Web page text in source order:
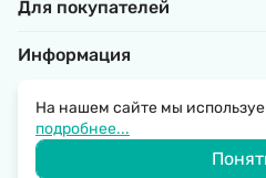
Для покупателей
Информация
© 2026 SantechRussia.
Политика обработки
На нашем сайте мы
подробнее...